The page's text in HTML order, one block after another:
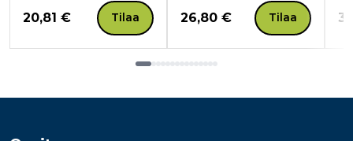
Hinta nyt
20,81 € Tilaa Hinta nyt
26,80 € Tilaa